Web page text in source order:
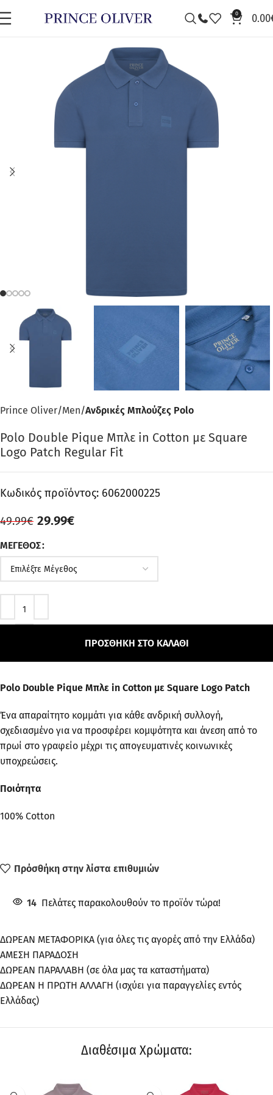
0 0.00
Prince Oliver Men Ανδρικές Μπλούζες Polo
Polo Double Pique Μπλε in Cotton με Square
Logo Patch Regular Fit
Κωδικός προϊόντος: 6062000225
49.99€ 29.99€
ΜΈΓΕΘΟΣ
ΠΡΟΣΘΉΚΗ ΣΤΟ ΚΑΛΆΘΙ
Polo Double Pique Μπλε in Cotton με Square Logo Patch
Ένα απαραίτητο κομμάτι για κάθε ανδρική συλλογή,
σχεδιασμένο για να προσφέρει κομψότητα και άνεση από το
πρωί στο γραφείο μέχρι τις απογευματινές κοινωνικές
υποχρεώσεις.
Ποιότητα
100% Cotton
Πρόσθήκη στην λίστα επιθυμιών
14 Πελάτες παρακολουθούν το προϊόν τώρα!
ΔΩΡΕΑΝ ΜΕΤΑΦΟΡΙΚΑ (για όλες τις αγορές από την Ελλάδα)
ΑΜΕΣΗ ΠΑΡΑΔΟΣΗ
ΔΩΡΕΑΝ ΠΑΡΑΛΑΒΗ (σε όλα μας τα καταστήματα)
ΔΩΡΕΑΝ Η ΠΡΩΤΗ ΑΛΛΑΓΗ (ισχύει για παραγγελίες εντός
Ελλάδας)
Διαθέσιμα Χρώματα: